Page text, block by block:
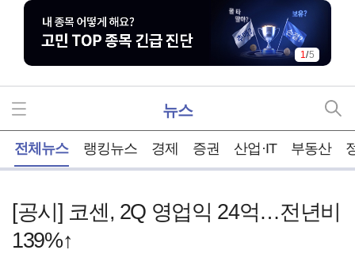
1/5
뉴스
전체뉴스 랭킹뉴스 경제 증권 산업·IT 부동산
[공시] 코센, 2Q 영업익 24억…전년비
139%↑